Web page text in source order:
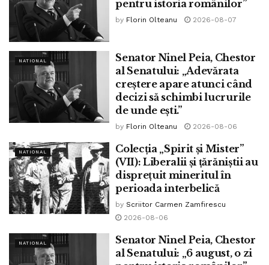
Calea Victoriei, în preajma Palatului Telefoanelor.
Îi spunem La mulți ani! scrimerului și celebrului antrenor de
scrimă Adrian Pop.”
ninel peia
pentru istoria românilor”
by Florin Olteanu 2026-08-07
NATIONAL
Senator Ninel Peia, Chestor
al Senatului: „Adevărata
creștere apare atunci când
decizi să schimbi lucrurile
de unde ești.”
by Florin Olteanu 2026-08-06
NATIONAL
Colecția „Spirit și Mister”
(VII): Liberalii și țărăniștii au
disprețuit mineritul în
perioada interbelică
by Scriitor Carmen Zamfirescu
2026-08-06
NATIONAL
Senator Ninel Peia, Chestor
al Senatului: „6 august, o zi